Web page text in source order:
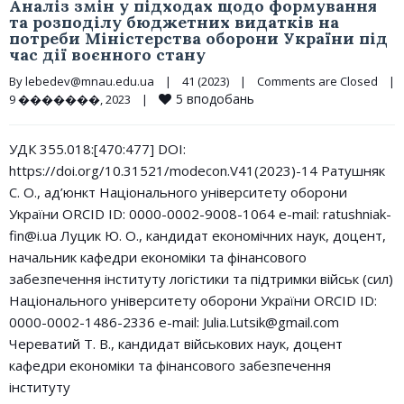
Аналіз змін у підходах щодо формування
та розподілу бюджетних видатків на
потреби Міністерства оборони України під
час дії воєнного стану
By lebedev@mnau.edu.ua | 41 (2023) | Comments are Closed
|
9 �������, 2023
| 5 вподобань
УДК 355.018:[470:477] DOI:
https://doi.org/10.31521/modecon.V41(2023)-14 Ратушняк
С. О., ад’юнкт Національного університету оборони
України ORCID ID: 0000-0002-9008-1064 e-mail: ratushniak-
fin@i.ua Луцик Ю. О., кандидат економічних наук, доцент,
начальник кафедри економіки та фінансового
забезпечення інституту логістики та підтримки військ (сил)
Національного університету оборони України ORCID ID:
0000-0002-1486-2336 e-mail: Julia.Lutsik@gmail.com
Череватий Т. В., кандидат військових наук, доцент
кафедри економіки та фінансового забезпечення
інституту